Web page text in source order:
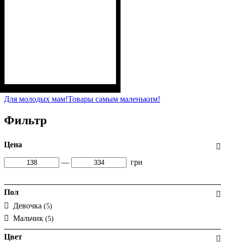
Для молодых мам!Товары самым маленьким!
Фильтр
Цена
— грн
Пол
Девочка (5)
Мальчик (5)
Цвет